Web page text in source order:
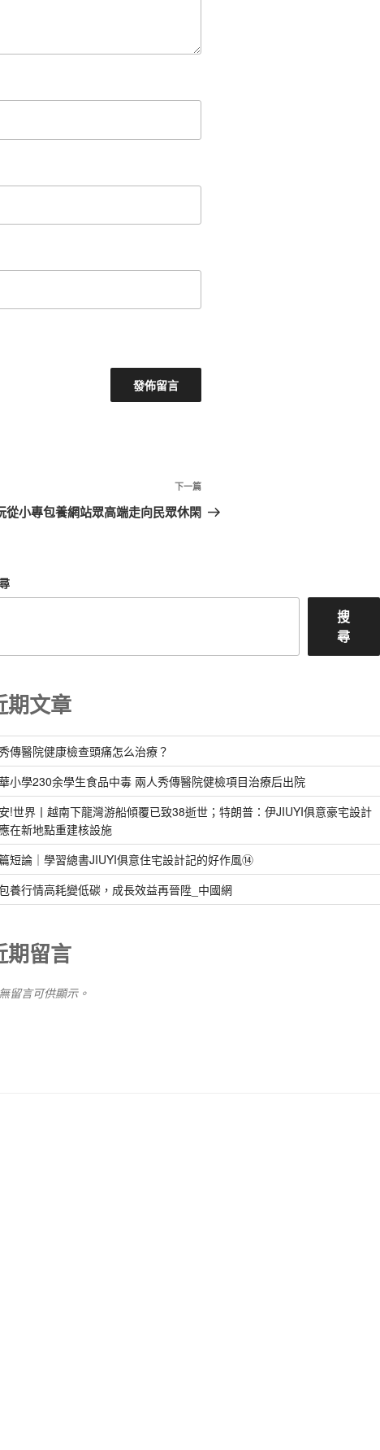
下
一
下一篇
從小專包養網站眾高端走向民眾休閑
搜
尋
期文章
傳醫院健康檢查頭痛怎么治療？
小學230余學生食品中毒 兩人秀傳醫院健檢項目治療后出院
!世界丨越南下龍灣游船傾覆已致38逝世；特朗普：伊JIUYI俱意豪宅設計
在新地點重建核設施
短論｜學習總書JIUYI俱意住宅設計記的好作風⑭
養行情高耗變低碳，成長效益再晉陞_中國網
期留言
留言可供顯示。